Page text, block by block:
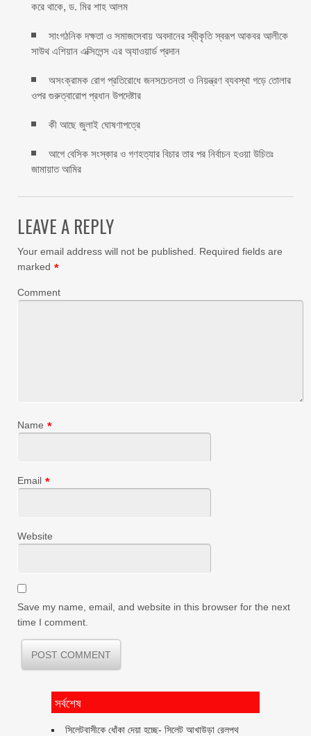
করে থাকে, ড. মির শাহ আলম
সাংগঠনিক দক্ষতা ও সমাজসেবায় অবদানের স্বীকৃতি স্বরূপ আকবর আলীকে
সাউথ এশিয়ান এক্সিলেন্স এর অ্যাওয়ার্ড প্রদান
অসংক্রামক রোগ প্রতিরোধে জনসচেতনতা ও নিয়ন্ত্রণ ব্যবস্থা গড়ে তোলার
ওপর গুরুত্বারোপ প্রধান উপদেষ্টার
কী আছে জুলাই ঘোষণাপত্রে
আগে বেসিক সংস্কার ও গণহত্যার বিচার তার পর নির্বাচন হওয়া উচিতঃ
জামায়াত আমির
LEAVE A REPLY
Your email address will not be published.
Required fields are
marked *
Comment
Name *
Email *
Website
Save my name, email, and website in this browser for the next
time I comment.
সর্বশেষ
‎সিলেটবাসীকে ধোঁকা দেয়া হচ্ছে- সিলেট আখাউড়া রেলপথ